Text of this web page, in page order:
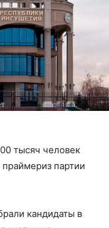
тысяч человек
партии
кандидаты в